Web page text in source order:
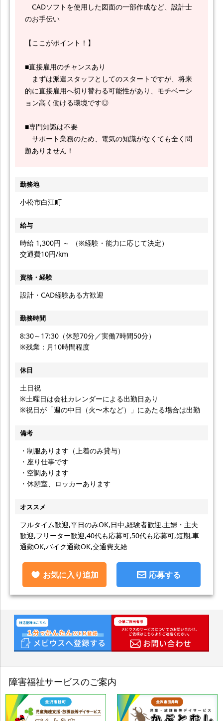
CADソフトを使用した図面の一部作成など、設計士
のお手伝い
【ここがポイント！】
■直接雇用のチャンスあり
まずは派遣スタッフとしてのスタートですが、将来
的に直接雇用へ切り替わる可能性があり、モチベーシ
ョン高く働ける環境です◎
■専門知識は不要
サポート業務のため、電気の知識がなくても全く問
題ありません！
勤務地
小松市白江町
給与
時給 1,300円 ～ （※経験・能力に応じて決定）
交通費10円/km
資格・経験
設計・CAD経験ある方歓迎
勤務時間
8:30～17:30（休憩70分／実働7時間50分）
※残業：月10時間程度
休日
土日祝
※土曜日は会社カレンダーによる出勤日あり
※祝日が「週の中日（火〜木など）」にあたる場合は出勤
備考
・制服あります（上着のみ貸与）
・座り仕事です
・空調あります
・休憩室、ロッカーあります
オススメ
フルタイム歓迎,平日のみOK,日中,経験者歓迎,主婦・主夫
歓迎,フリーター歓迎,40代も応募可,50代も応募可,短期,車
通勤OK,バイク通勤OK,交通費支給
お気に入り追加 応募する
障害福祉サービスのご案内